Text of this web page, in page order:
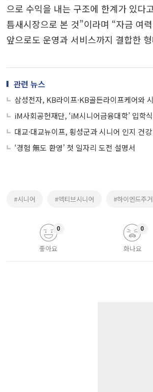
으로 수익을 내는 구조에 한계가 있다
틈새시장으로 본 것”이라며 “자금 여
앞으로도 운영과 서비스까지 결합한
관련 뉴스
삼성전자, KB라이프·KB골든라이프케어와
iM사회공헌재단, ‘iM시니어금융대학’ 입학
대교·대교뉴이프, 횡성군과 시니어 인지 건
‘경험 無도 환영’ 첫 일자리 도전 설명서
#시니어 #액티브시니어 #하이엔드주거
좋아요
0
화나요
0